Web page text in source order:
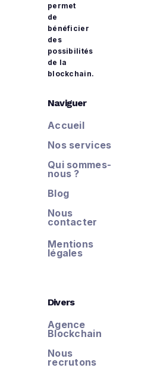
permet
de
bénéficier
des
possibilités
de la
blockchain.
Naviguer
Accueil
Nos services
Qui sommes-
nous ?
Blog
Nous
contacter
Mentions
légales
Divers
Agence
Blockchain
Nous
recrutons